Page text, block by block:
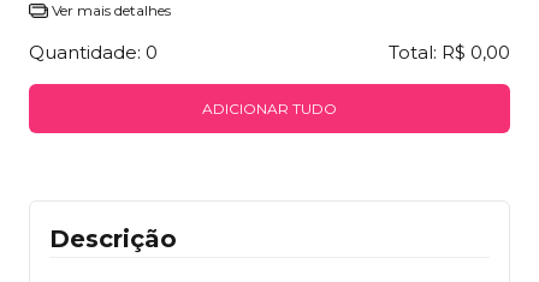
Ver mais detalhes
Quantidade: 0 Total: R$ 0,00
ADICIONAR TUDO
Descrição